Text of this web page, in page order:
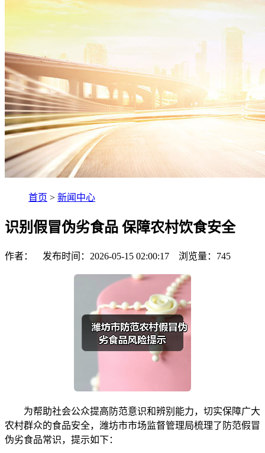
首页 > 新闻中心
识别假冒伪劣食品 保障农村饮食安全
作者： 发布时间：2026-05-15 02:00:17 浏览量： 745
为帮助社会公众提高防范意识和辨别能力，切实保障广大
农村群众的食品安全，潍坊市市场监督管理局梳理了防范假冒
伪劣食品常识，提示如下：